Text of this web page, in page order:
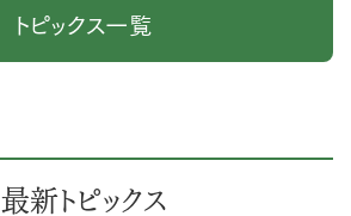
トピックス一覧
最新トピックス